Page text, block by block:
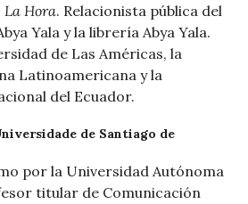
La Hora. Relacionista pública del
Yala y la librería Abya Yala.
de Las Américas, la
Latinoamericana y la
del Ecuador.
de Santiago de
por la Universidad Autónoma
titular de Comunicación